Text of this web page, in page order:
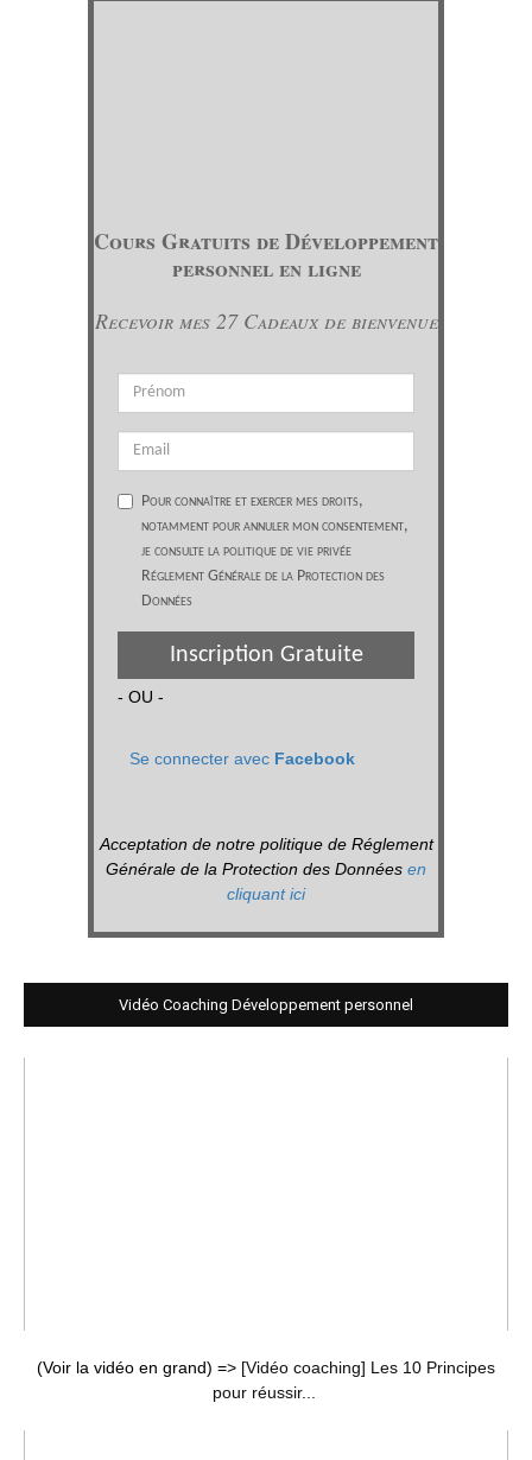
Cours Gratuits de Développement
personnel en ligne
Recevoir mes 27 Cadeaux de bienvenue
Pour connaître et exercer mes droits,
notamment pour annuler mon consentement,
je consulte la politique de vie privée
Réglement Générale de la Protection des
Données
Inscription Gratuite
- OU -
Se connecter avec Facebook
Acceptation de notre politique de Réglement
Générale de la Protection des Données en
cliquant ici
Vidéo Coaching Développement personnel
(Voir la vidéo en grand) => [Vidéo coaching] Les 10 Principes
pour réussir...